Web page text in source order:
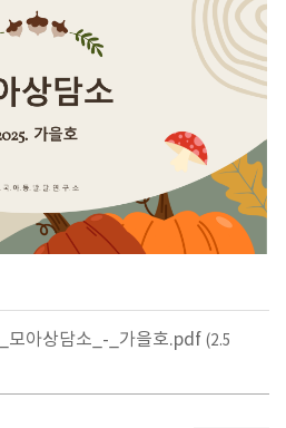
모아상담소_-_가을호.pdf (2.5